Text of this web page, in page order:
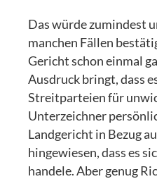
Das würde zumindest
manchen Fällen
Gericht schon einmal
Ausdruck bringt, dass
Streitparteien für
Unterzeichner
Landgericht in Bezug
hingewiesen, dass es
handele. Aber genug